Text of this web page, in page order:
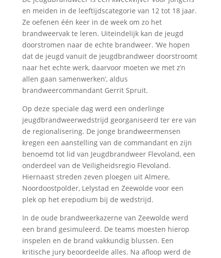
en meiden in de leeftijdscategorie van 12 tot 18 jaar.
Ze oefenen één keer in de week om zo het
brandweervak te leren. Uiteindelijk kan de jeugd
doorstromen naar de echte brandweer. ‘We hopen
dat de jeugd vanuit de jeugdbrandweer doorstroomt
naar het echte werk, daarvoor moeten we met z’n
allen gaan samenwerken’, aldus
brandweercommandant Gerrit Spruit.
Op deze speciale dag werd een onderlinge
jeugdbrandweerwedstrijd georganiseerd ter ere van
de regionalisering. De jonge brandweermensen
kregen een aanstelling van de commandant en zijn
benoemd tot lid van Jeugdbrandweer Flevoland, een
onderdeel van de Veiligheidsregio Flevoland.
Hiernaast streden zeven ploegen uit Almere,
Noordoostpolder, Lelystad en Zeewolde voor een
plek op het erepodium bij de wedstrijd.
In de oude brandweerkazerne van Zeewolde werd
een brand gesimuleerd. De teams moesten hierop
inspelen en de brand vakkundig blussen. Een
kritische jury beoordeelde alles. Na afloop werd de